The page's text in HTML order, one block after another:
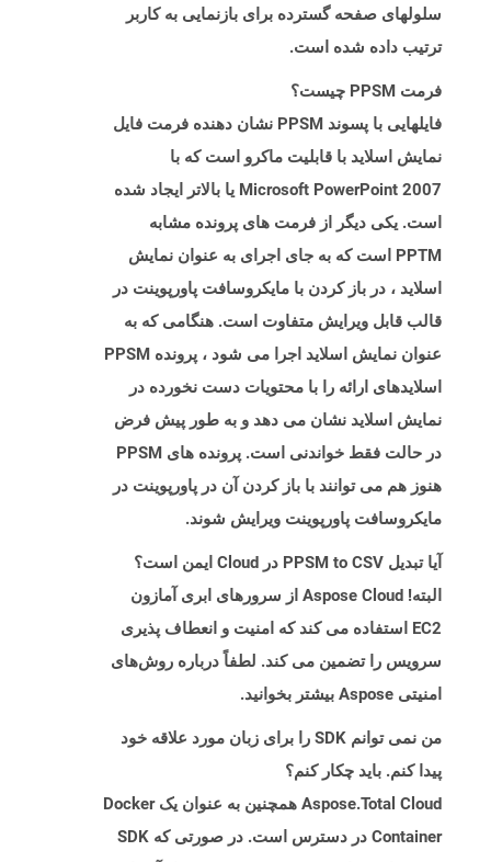
سلولهای صفحه گسترده برای بازنمایی به کاربر
ترتیب داده شده است.
فرمت PPSM چیست؟
فایلهایی با پسوند PPSM نشان دهنده فرمت فایل
نمایش اسلاید با قابلیت ماکرو است که با
Microsoft PowerPoint 2007 یا بالاتر ایجاد شده
است. یکی دیگر از فرمت های پرونده مشابه
PPTM است که به جای اجرای به عنوان نمایش
اسلاید ، در باز کردن با مایکروسافت پاورپوینت در
قالب قابل ویرایش متفاوت است. هنگامی که به
عنوان نمایش اسلاید اجرا می شود ، پرونده PPSM
اسلایدهای ارائه را با محتویات دست نخورده در
نمایش اسلاید نشان می دهد و به طور پیش فرض
در حالت فقط خواندنی است. پرونده های PPSM
هنوز هم می توانند با باز کردن آن در پاورپوینت در
مایکروسافت پاورپوینت ویرایش شوند.
آیا تبدیل PPSM to CSV در Cloud ایمن است؟
البته! Aspose Cloud از سرورهای ابری آمازون
EC2 استفاده می کند که امنیت و انعطاف پذیری
سرویس را تضمین می کند. لطفاً درباره روش‌های
امنیتی Aspose بیشتر بخوانید.
من نمی توانم SDK را برای زبان مورد علاقه خود
پیدا کنم. باید چکار کنم؟
Aspose.Total Cloud همچنین به عنوان یک Docker
Container در دسترس است. در صورتی که SDK